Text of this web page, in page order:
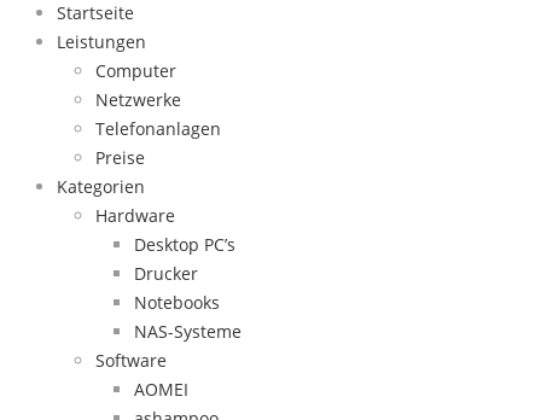
Startseite
Leistungen
Computer
Netzwerke
Telefonanlagen
Preise
Kategorien
Hardware
Desktop PC’s
Drucker
Notebooks
NAS-Systeme
Software
AOMEI